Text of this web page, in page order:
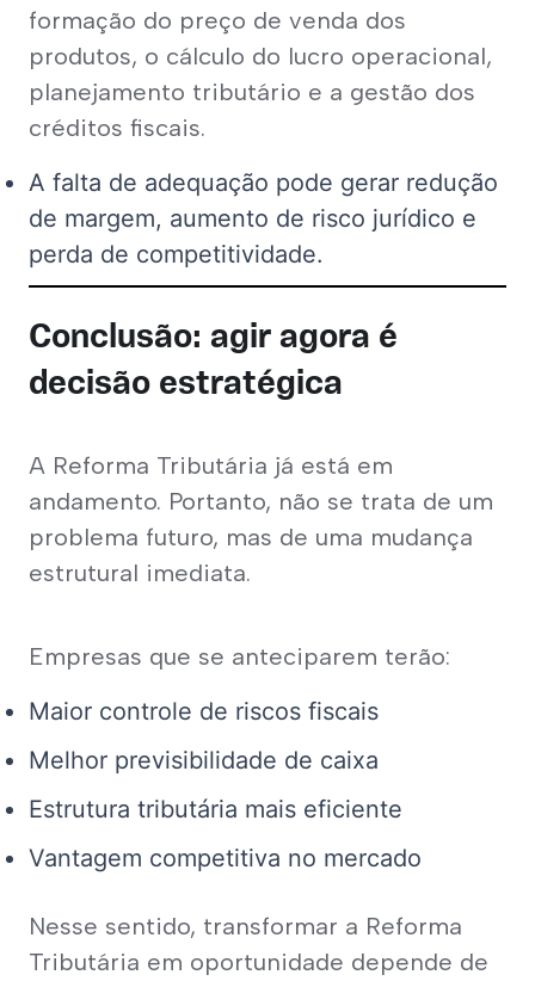
formação do preço de venda dos
produtos, o cálculo do lucro operacional,
planejamento tributário e a gestão dos
créditos fiscais.
A falta de adequação pode gerar redução
de margem, aumento de risco jurídico e
perda de competitividade.
Conclusão: agir agora é
decisão estratégica
A Reforma Tributária já está em
andamento. Portanto, não se trata de um
problema futuro, mas de uma mudança
estrutural imediata.
Empresas que se anteciparem terão:
Maior controle de riscos fiscais
Melhor previsibilidade de caixa
Estrutura tributária mais eficiente
Vantagem competitiva no mercado
Nesse sentido, transformar a Reforma
Tributária em oportunidade depende de